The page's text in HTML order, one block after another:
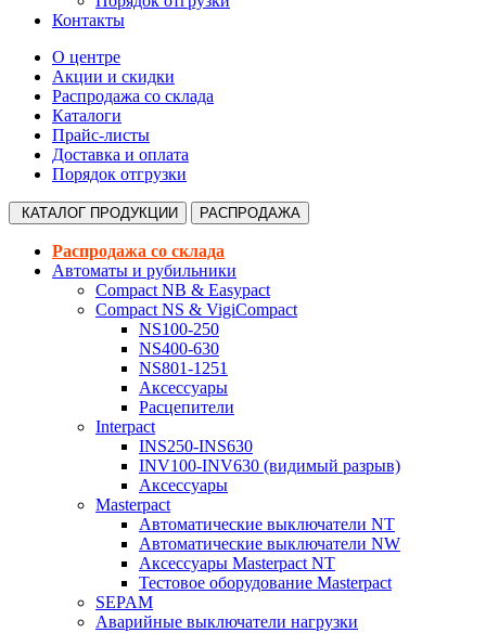
Контакты
О центре
Акции и скидки
Распродажа со склада
Каталоги
Прайс-листы
Доставка и оплата
Порядок отгрузки
КАТАЛОГ ПРОДУКЦИИ РАСПРОДАЖА
Распродажа со склада
Автоматы и рубильники
Compact NB & Easypact
Compact NS & VigiCompact
NS100-250
NS400-630
NS801-1251
Аксессуары
Расцепители
Interpact
INS250-INS630
INV100-INV630 (видимый разрыв)
Аксессуары
Masterpact
Автоматические выключатели NT
Автоматические выключатели NW
Аксессуары Masterpact NT
Тестовое оборудование Masterpact
SEPAM
Аварийные выключатели нагрузки